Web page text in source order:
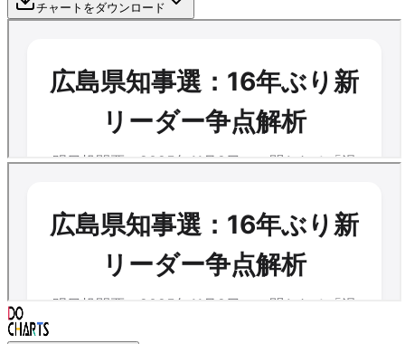
チャートをダウンロード